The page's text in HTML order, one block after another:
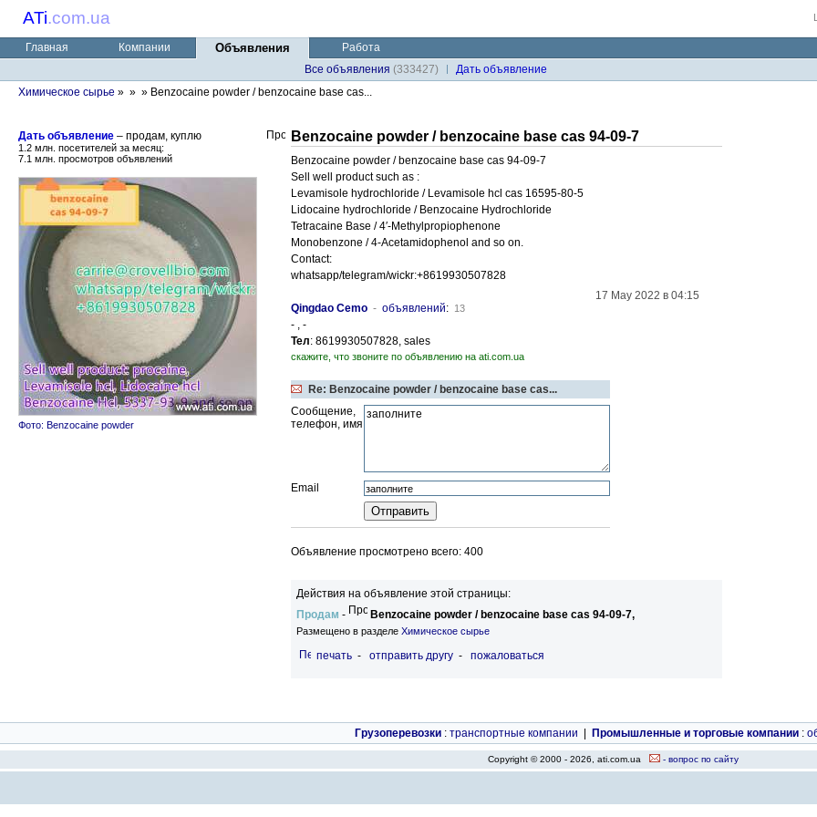
ATi.com.ua
Главная Компании Объявления
Работа
Все объявления (333427)
Дaть объявление
Химическое сырье » » » Benzocaine powder / benzocaine base cas...
Дать объявление – продам, куплю
1.2 млн. посетителей за месяц:
7.1 млн. просмотров объявлений
Фото: Benzocaine powder
Benzocaine powder / benzocaine base cas 94-09-7
Benzocaine powder / benzocaine base cas 94-09-7
Sell well product such as :
Levamisole hydrochloride / Levamisole hcl cas 16595-80-5
Lidocaine hydrochloride / Benzocaine Hydrochloride
Tetracaine Base / 4′-Methylpropiophenone
Monobenzone / 4-Acetamidophenol and so on.
Contact:
whatsapp/telegram/wickr:+8619930507828
17 May 2022 в 04:15
Qingdao Cemo - объявлений: 13
- , -
Тел: 8619930507828, sales
скажите, что звоните по объявлению на ati.com.ua
Re: Benzocaine powder / benzocaine base cas...
Сообщение,
телефон, имя
Email
Объявление просмотрено всего: 400
Действия на объявление этой страницы:
Продам - Benzocaine powder / benzocaine base cas 94-09-7,
Размещено в разделе Химическое сырье
печать - отправить другу - пожаловаться
Грузоперевозки : транспортные компании Промышленные и торговые компании :
Copyright © 2000 - 2026, ati.com.ua - вопрос по сайту